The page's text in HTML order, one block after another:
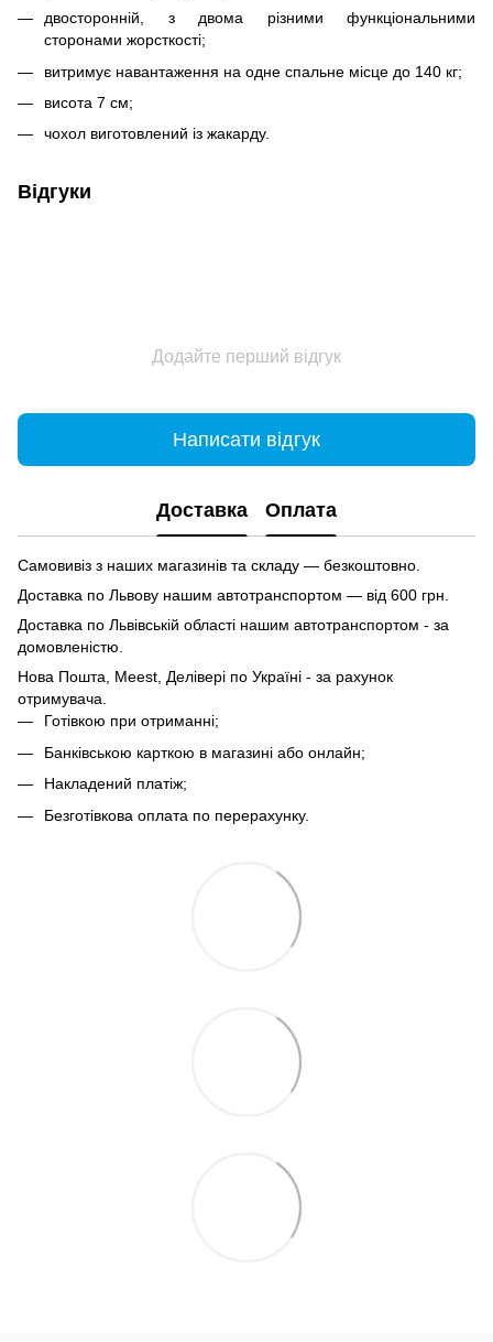
двосторонній, з двома різними функціональними
сторонами жорсткості;
витримує навантаження на одне спальне місце до 140 кг;
висота 7 см;
чохол виготовлений із жакарду.
Відгуки
Додайте перший відгук
Написати відгук
Доставка Оплата
Самовивіз з наших магазинів та складу — безкоштовно.
Доставка по Львову нашим автотранспортом — від 600 грн.
Доставка по Львівській області нашим автотранспортом - за
домовленістю.
Нова Пошта, Meest, Делівері по Україні - за рахунок
отримувача.
Готівкою при отриманні;
Банківською карткою в магазині або онлайн;
Накладений платіж;
Безготівкова оплата по перерахунку.